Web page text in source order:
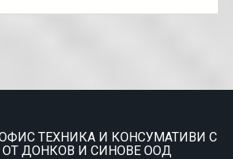
- ОФИС ТЕХНИКА И КОНСУМАТИВИ С
ДОНКОВ И СИНОВЕ ООД